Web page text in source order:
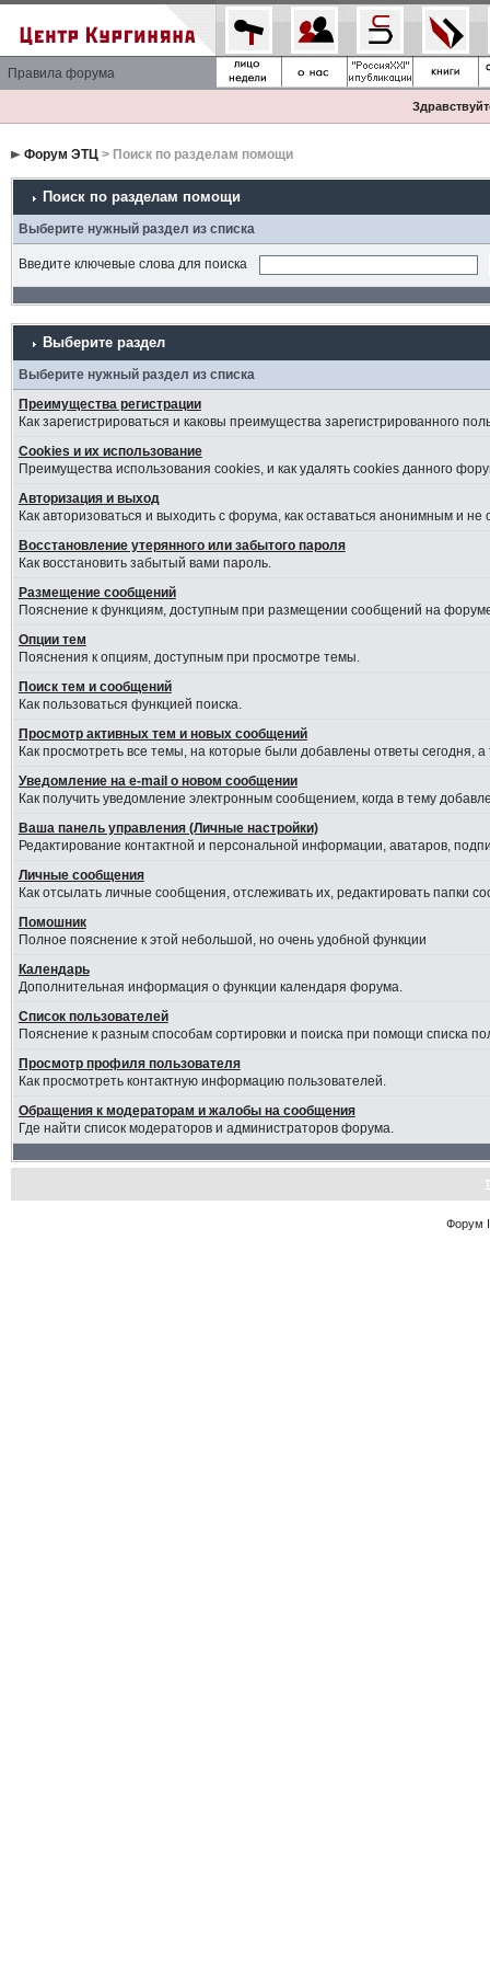
Правила форума
Форум ЭТЦ> Поиск по разделам помощи
Поиск по разделам помощи
Выберите нужный раздел из списка
Введите ключевые слова для поиска
Выберите раздел
Выберите нужный раздел из списка
Преимущества регистрации
Как зарегистрироваться и каковы преимущества зарегистрированного
Cookies и их использование
Преимущества использования cookies, и как удалять cookies данного
Авторизация и выход
Как авторизоваться и выходить с форума, как оставаться анонимным и
Восстановление утерянного или забытого пароля
Как восстановить забытый вами пароль.
Размещение сообщений
Пояснение к функциям, доступным при размещении сообщений на
Опции тем
Пояснения к опциям, доступным при просмотре темы.
Поиск тем и сообщений
Как пользоваться функцией поиска.
Просмотр активных тем и новых сообщений
Как просмотреть все темы, на которые были добавлены ответы сегодня,
Уведомление на е-mail о новом сообщении
Как получить уведомление электронным сообщением, когда в тему
Ваша панель управления (Личные настройки)
Редактирование контактной и персональной информации, аватаров,
Личные сообщения
Как отсылать личные сообщения, отслеживать их, редактировать папки
Помошник
Полное пояснение к этой небольшой, но очень удобной функции
Календарь
Дополнительная информация о функции календаря форума.
Список пользователей
Пояснение к разным способам сортировки и поиска при помощи списка
Просмотр профиля пользователя
Как просмотреть контактную информацию пользователей.
Обращения к модераторам и жалобы на сообщения
Где найти список модераторов и администраторов форума.
Форум